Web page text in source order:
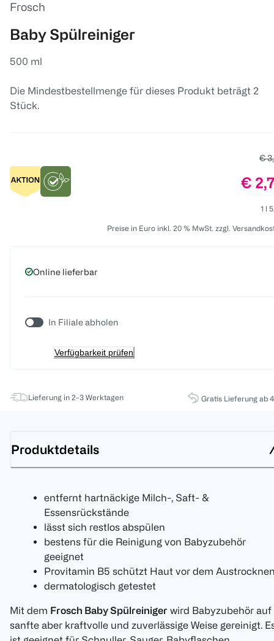
Frosch
Baby Spülreiniger
500 ml
Die Mindestbestellmenge für dieses Produkt beträgt 2
Stück.
€
€
1 l
Preise in Euro inkl. 20 % MwSt. zzgl.
Online lieferbar
In Filiale abholen
Verfügbarkeit prüfen
Lieferung in 2-3 Werktagen Gratis Lieferung ab
Produktdetails
entfernt hartnäckige Milch-, Saft- &
Essensrückstände
lässt sich restlos abspülen
bestens für die Reinigung von Babyzubehör
geeignet
Provitamin B5 schützt Haut vor dem
dermatologisch getestet
Mit dem Frosch Baby Spülreiniger wird Babyzubehör auf
sanfte aber kraftvolle und zuverlässige Weise gereinigt.